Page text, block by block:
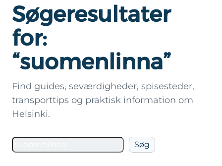
Søgeresultater
for:
“suomenlinna”
Find guides, seværdigheder, spisesteder,
transporttips og praktisk information om
Helsinki.
Søg
Søg